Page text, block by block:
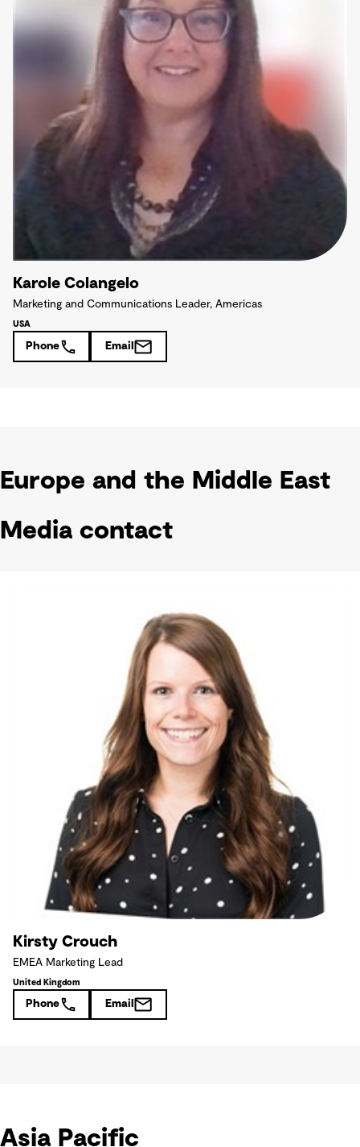
Karole Colangelo
Marketing and Communications Leader, Americas
USA
Phone Email
Europe and the Middle East
Media contact
Kirsty Crouch
EMEA Marketing Lead
United Kingdom
Phone Email
Asia Pacific